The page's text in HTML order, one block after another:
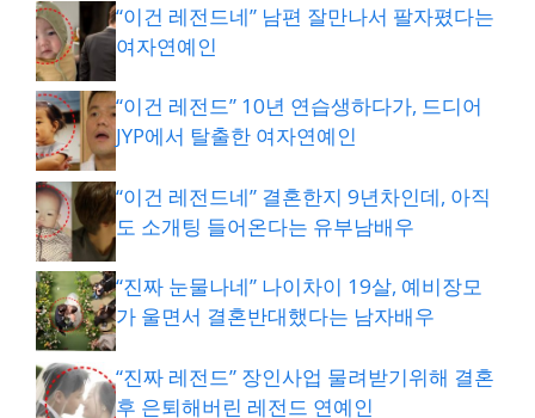
“이건 레전드네” 남편 잘만나서 팔자폈다는
여자연예인
“이건 레전드” 10년 연습생하다가, 드디어
JYP에서 탈출한 여자연예인
“이건 레전드네” 결혼한지 9년차인데, 아직
도 소개팅 들어온다는 유부남배우
“진짜 눈물나네” 나이차이 19살, 예비장모
가 울면서 결혼반대했다는 남자배우
“진짜 레전드” 장인사업 물려받기위해 결혼
후 은퇴해버린 레전드 연예인